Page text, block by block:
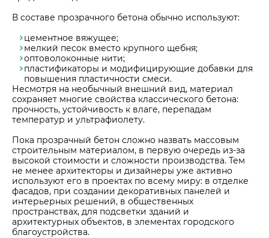
В составе прозрачного бетона обычно используют:
цементное вяжущее;
мелкий песок вместо крупного щебня;
оптоволоконные нити;
пластификаторы и модифицирующие добавки для
повышения пластичности смеси.
Несмотря на необычный внешний вид, материал
сохраняет многие свойства классического бетона:
прочность, устойчивость к влаге, перепадам
температур и ультрафиолету.
Пока прозрачный бетон сложно назвать массовым
строительным материалом, в первую очередь из-за
высокой стоимости и сложности производства. Тем
не менее архитекторы и дизайнеры уже активно
используют его в проектах по всему миру: в отделке
фасадов, при создании декоративных панелей и
интерьерных решений, в общественных
пространствах, для подсветки зданий и
архитектурных объектов, в элементах городского
благоустройства.